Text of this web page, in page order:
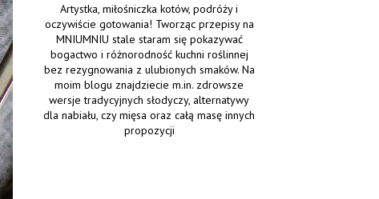
Artystka, miłośniczka kotów, podróży i
oczywiście gotowania! Tworząc przepisy na
MNIUMNIU stale staram się pokazywać
bogactwo i różnorodność kuchni roślinnej
bez rezygnowania z ulubionych smaków. Na
moim blogu znajdziecie m.in. zdrowsze
wersje tradycyjnych słodyczy, alternatywy
dla nabiału, czy mięsa oraz całą masę innych
propozycji